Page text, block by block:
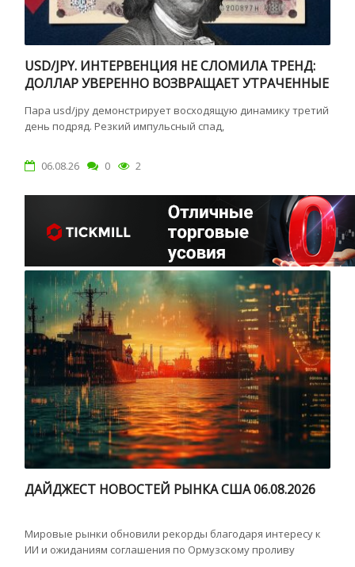
USD/JPY. ИНТЕРВЕНЦИЯ НЕ СЛОМИЛА ТРЕНД:
ДОЛЛАР УВЕРЕННО ВОЗВРАЩАЕТ УТРАЧЕННЫЕ
Пара usd/jpy демонстрирует восходящую динамику третий
день подряд. Резкий импульсный спад,
06.08.26 0 2
ДАЙДЖЕСТ НОВОСТЕЙ РЫНКА США 06.08.2026
Мировые рынки обновили рекорды благодаря интересу к
ИИ и ожиданиям соглашения по Ормузскому проливу